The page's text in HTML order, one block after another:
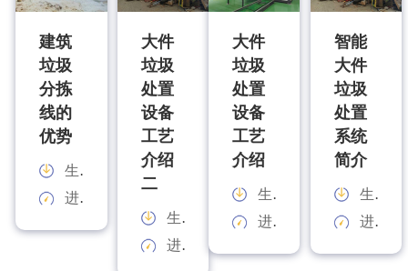
建筑
垃圾
分拣
线的
优势
生产能力：
进料规格：
大件
垃圾
处置
设备
工艺
介绍
二
生产能力：
进料规格：
大件
垃圾
处置
设备
工艺
介绍
生产能力：
进料规格：
智能
大件
垃圾
处置
系统
简介
生产能力：
进料规格：